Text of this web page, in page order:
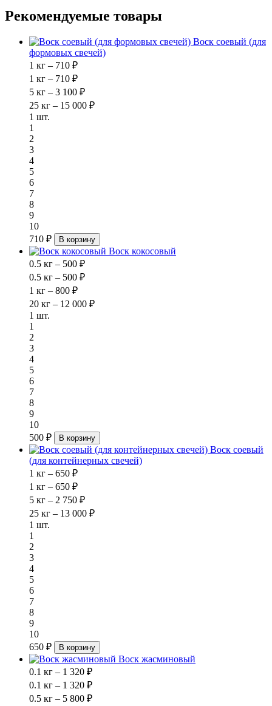
Рекомендуемые товары
Воск соевый (для
формовых свечей)
1 кг – 710 ₽
1 кг – 710 ₽
5 кг – 3 100 ₽
25 кг – 15 000 ₽
1 шт.
1
2
3
4
5
6
7
8
9
10
710 ₽
В корзину
Воск кокосовый
0.5 кг – 500 ₽
0.5 кг – 500 ₽
1 кг – 800 ₽
20 кг – 12 000 ₽
1 шт.
1
2
3
4
5
6
7
8
9
10
500 ₽
В корзину
Воск соевый
(для контейнерных свечей)
1 кг – 650 ₽
1 кг – 650 ₽
5 кг – 2 750 ₽
25 кг – 13 000 ₽
1 шт.
1
2
3
4
5
6
7
8
9
10
650 ₽
В корзину
Воск жасминовый
0.1 кг – 1 320 ₽
0.1 кг – 1 320 ₽
0.5 кг – 5 800 ₽